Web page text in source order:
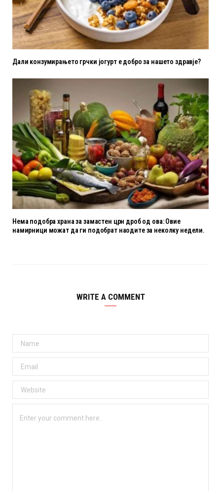
Дали конзумирањето грчки јогурт е добро за нашето здравје?
Нема подобра храна за замастен црн дроб од ова: Овие
намирници можат да ги подобрат наодите за неколку недели.
WRITE A COMMENT